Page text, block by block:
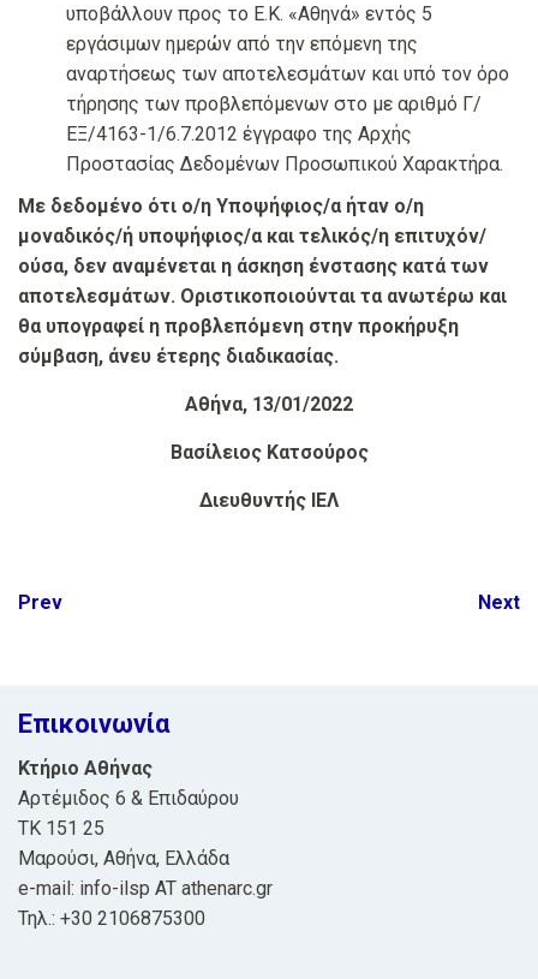
υποβάλλουν προς το Ε.Κ. «Αθηνά» εντός 5
εργάσιμων ημερών από την επόμενη της
αναρτήσεως των αποτελεσμάτων και υπό τον όρο
τήρησης των προβλεπόμενων στο με αριθμό Γ/
ΕΞ/4163-1/6.7.2012 έγγραφο της Αρχής
Προστασίας Δεδομένων Προσωπικού Χαρακτήρα.
Με δεδομένο ότι ο/η Υποψήφιος/α ήταν ο/η
μοναδικός/ή υποψήφιος/α και τελικός/η επιτυχόν/
ούσα, δεν αναμένεται η άσκηση ένστασης κατά των
αποτελεσμάτων. Οριστικοποιούνται τα ανωτέρω και
θα υπογραφεί η προβλεπόμενη στην προκήρυξη
σύμβαση, άνευ έτερης διαδικασίας.
Αθήνα, 13/01/2022
Βασίλειος Κατσούρος
Διευθυντής ΙΕΛ
Post
Prev Next
Επικοινωνία
Κτήριο Αθήνας
Αρτέμιδος 6 & Επιδαύρου
ΤΚ 151 25
Μαρούσι, Αθήνα, Ελλάδα
e-mail: info-ilsp AT athenarc.gr
Τηλ.: +30 2106875300